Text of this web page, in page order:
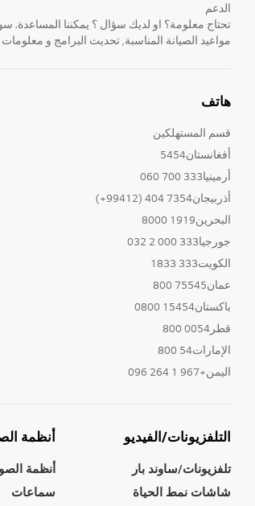
الدعم
مواعيد الصيانة المناسبة, تحديث البرامج و
هاتف
قسم المستهلكين
أفغانستان5454
أرمينيا333 700 060
أذربيجان7354 404 (99412+)
البحرين1919 8000
جورجيا333 000 2 032
الكويت333 1833
عمان75545 800
باكستان15454 0800
قطر0054 800
الإمارات54 800
اليمن+967 1 264 096
التلفزيونات/الفيديو
تلفزيونات/ساوند بار
شاشات نمط الحياة
أنظمة
أنظمة
سماعات